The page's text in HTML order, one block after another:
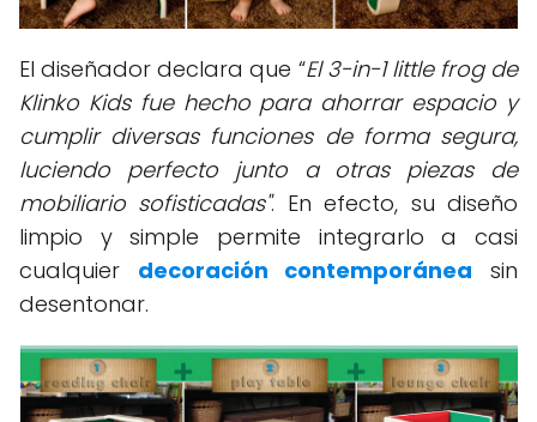
El diseñador declara que “El 3-in-1 little frog de
Klinko Kids fue hecho para ahorrar espacio y
cumplir diversas funciones de forma segura,
luciendo perfecto junto a otras piezas de
mobiliario sofisticadas". En efecto, su diseño
limpio y simple permite integrarlo a casi
cualquier decoración contemporánea sin
desentonar.